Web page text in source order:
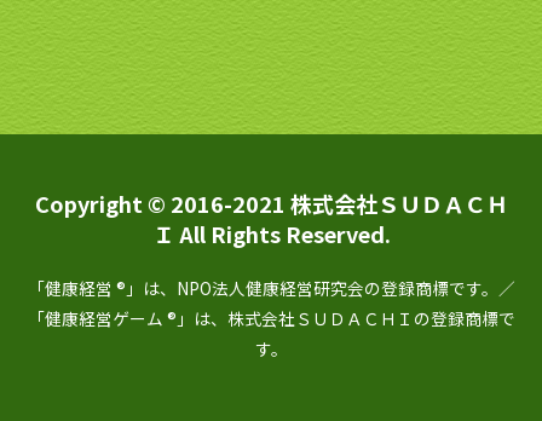
Copyright © 2016-2021 株式会社ＳＵＤＡＣＨ
Ｉ All Rights Reserved.
「健康経営 ®」は、NPO法人健康経営研究会の登録商標です。／
「健康経営ゲーム ®」は、株式会社ＳＵＤＡＣＨＩの登録商標で
す。